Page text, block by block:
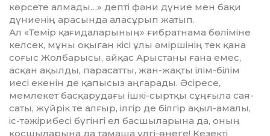
көрсете алмады…» депті фәни дүние мен бақи
дүниенің арасында аласұрып жатып.
Ал «Темір қағидаларының» ғиб­рат­нама бөліміне
келсек, мұны оқы­ған кісі ұлы әміршінің тек қана
соғыс Жол­барысы, айқас Арыстаны ғана емес,
асқан ақылды, парасатты, жан-жақ­ты ілім-білім
иесі екенін де қапы­сыз аңғарады. Әсіресе,
мемлекет басқарудағы ішкі-сыртқы сұңғыла сая­
саты, жүйрік те алғыр, ілгір де біл­гір ақыл-амалы,
іс-тәжірибесі бү­гінгі ел басшыларына да, оның
қос­шыларына да тамаша үлгі-өнеге! Ке­зекті